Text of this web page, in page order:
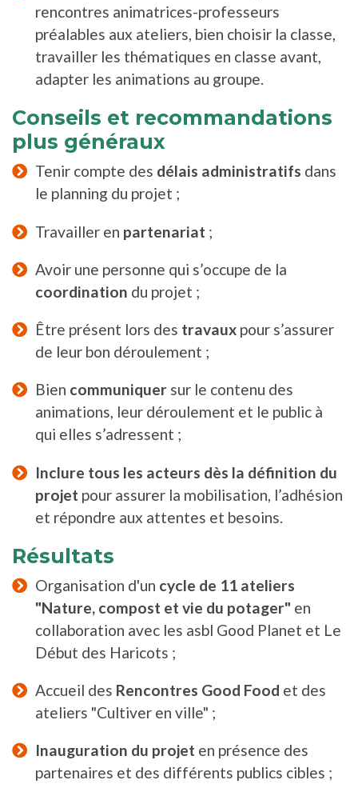
rencontres animatrices-professeurs
préalables aux ateliers, bien choisir la classe,
travailler les thématiques en classe avant,
adapter les animations au groupe.
Conseils et recommandations
plus généraux
Tenir compte des délais administratifs dans
le planning du projet ;
Travailler en partenariat ;
Avoir une personne qui s’occupe de la
coordination du projet ;
Être présent lors des travauxpour s’assurer
de leur bon déroulement ;
Bien communiquersur le contenu des
animations, leur déroulement et le public à
qui elles s’adressent ;
Inclure tous les acteurs dès la définition du
projet pour assurer la mobilisation, l’adhésion
et répondre aux attentes et besoins.
Résultats
Organisation d'un cycle de 11 ateliers
"Nature, compost et vie du potager" en
collaboration avec les asbl Good Planet et Le
Début des Haricots ;
Accueil des Rencontres Good Food et des
ateliers "Cultiver en ville" ;
Inauguration du projet en présence des
partenaires et des différents publics cibles ;